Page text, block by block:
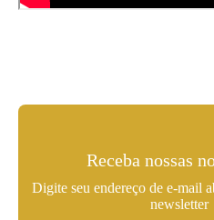
Receba nossas
Digite seu endereço de e-mail
newsletter